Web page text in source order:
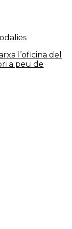
l’oficina del
a peu de